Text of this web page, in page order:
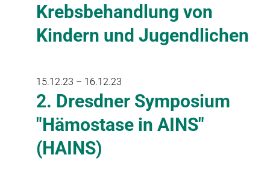
Krebsbehandlung von
Kindern und Jugendlichen
15.12.23 – 16.12.23
2. Dresdner Symposium
"Hämostase in AINS"
(HAINS)